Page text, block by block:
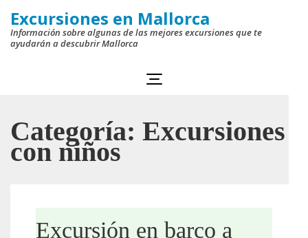
Saltar
contenido
Intro)
Excursiones en Mallorca
Información sobre algunas de las mejores excursiones que te
ayudarán a descubrir Mallorca
Categoría: Excursiones
con niños
Excursión en barco a